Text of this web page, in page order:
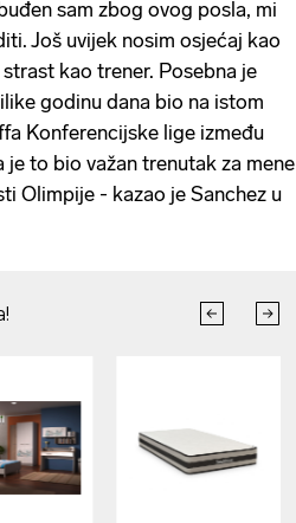
sam zbog ovog posla, mi
Još uvijek nosim osjećaj kao
kao trener. Posebna je
godinu dana bio na istom
Konferencijske lige između
to bio važan trenutak za mene
Olimpije - kazao je Sanchez u